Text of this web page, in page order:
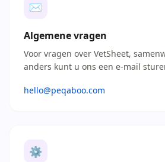
✉
Algemene vragen
Voor vragen over VetSheet,
anders kunt u ons een e-mail
hello@peqaboo.com
⚙